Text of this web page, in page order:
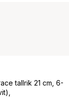
tallrik 21 cm, 6-